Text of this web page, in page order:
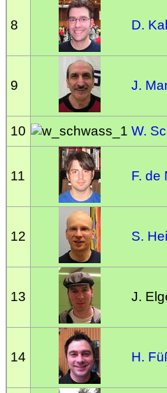
8 D.
9 J.
10 W.
11 F. de
12 S.
13 J.
14 H.